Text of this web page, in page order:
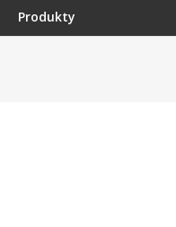
internetowy
Produkty